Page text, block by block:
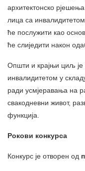
архитектонско
лица са
ће послужити као
ће слиједити након
Општи и крајњи циљ је
инвалидитетом у
ради усмјеравања на
свакодневни живот,
функција.
Рокови конкурса
Конкурс је отворен од